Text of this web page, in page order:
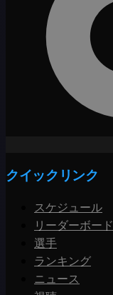
クイックリンク
スケジュール
リーダーボード
選手
ランキング
ニュース